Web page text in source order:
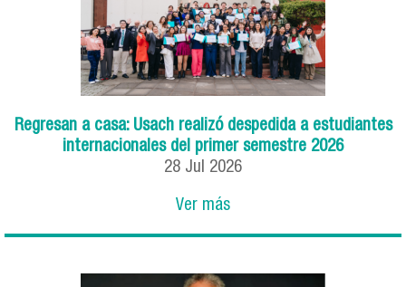
Regresan a casa: Usach realizó despedida a estudiantes
internacionales del primer semestre 2026
28 Jul 2026
Ver más